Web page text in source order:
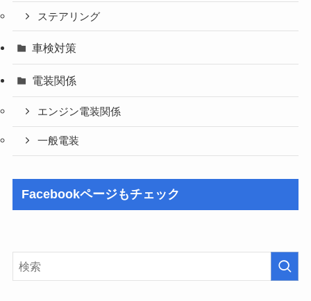
ステアリング
車検対策
電装関係
エンジン電装関係
一般電装
Facebookページもチェック